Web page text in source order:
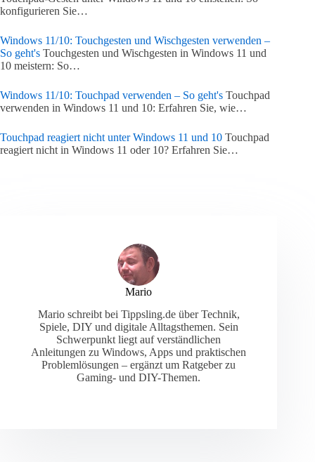
konfigurieren Sie…
Windows 11/10: Touchgesten und Wischgesten verwenden –
So geht's Touchgesten und Wischgesten in Windows 11 und
10 meistern: So…
Windows 11/10: Touchpad verwenden – So geht's Touchpad
verwenden in Windows 11 und 10: Erfahren Sie, wie…
Touchpad reagiert nicht unter Windows 11 und 10 Touchpad
reagiert nicht in Windows 11 oder 10? Erfahren Sie…
Mario
Mario schreibt bei Tippsling.de über Technik,
Spiele, DIY und digitale Alltagsthemen. Sein
Schwerpunkt liegt auf verständlichen
Anleitungen zu Windows, Apps und praktischen
Problemlösungen – ergänzt um Ratgeber zu
Gaming- und DIY-Themen.